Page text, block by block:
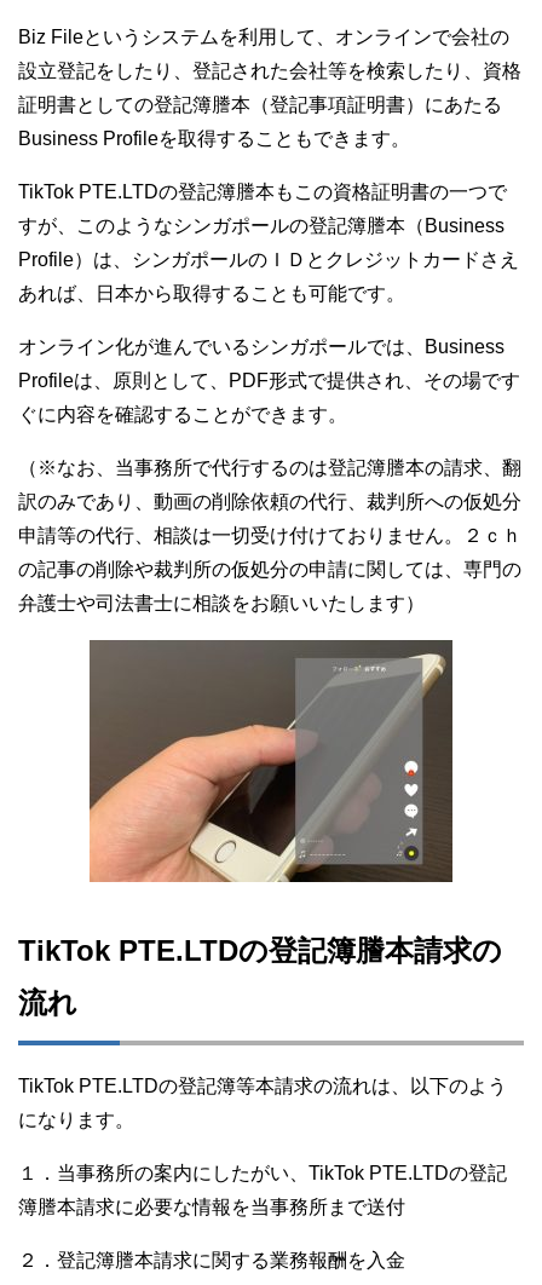
Biz Fileというシステムを利用して、オンラインで会社の
設立登記をしたり、登記された会社等を検索したり、資格
証明書としての登記簿謄本（登記事項証明書）にあたる
Business Profileを取得することもできます。
TikTok PTE.LTDの登記簿謄本もこの資格証明書の一つで
すが、このようなシンガポールの登記簿謄本（Business
Profile）は、シンガポールのＩＤとクレジットカードさえ
あれば、日本から取得することも可能です。
オンライン化が進んでいるシンガポールでは、Business
Profileは、原則として、PDF形式で提供され、その場です
ぐに内容を確認することができます。
（※なお、当事務所で代行するのは登記簿謄本の請求、翻
訳のみであり、動画の削除依頼の代行、裁判所への仮処分
申請等の代行、相談は一切受け付けておりません。２ｃｈ
の記事の削除や裁判所の仮処分の申請に関しては、専門の
弁護士や司法書士に相談をお願いいたします）
TikTok PTE.LTDの登記簿謄本請求の
流れ
TikTok PTE.LTDの登記簿等本請求の流れは、以下のよう
になります。
１．当事務所の案内にしたがい、TikTok PTE.LTDの登記
簿謄本請求に必要な情報を当事務所まで送付
２．登記簿謄本請求に関する業務報酬を入金